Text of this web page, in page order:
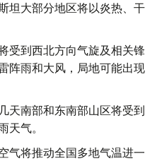
坦大部分地区将以炎热、干
受到西北方向气旋及相关锋
阵雨和大风，局地可能出现
天南部和东南部山区将受到
天气。
气将推动全国多地气温进一